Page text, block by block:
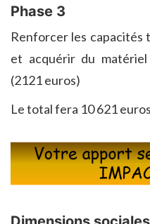
Phase 3
Renforcer les capacités
et acquérir du
(2121 euros)
Le total fera 10 621 euros